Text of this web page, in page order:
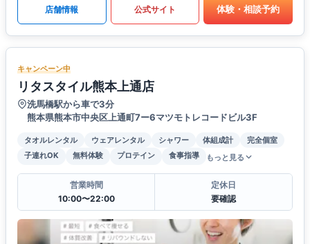
店舗情報 公式サイト 体験・相談予約
キャンペーン中
リタスタイル熊本上通店
洗馬橋駅から車で3分
熊本県熊本市中央区上通町7ー6マツモトレコードビル3F
タオルレンタル ウェアレンタル シャワー 体組成計
完全個室
子連れOK
無料体験 プロテイン 食事指導 もっと見る
営業時間
10:00〜22:00
定休日
要確認